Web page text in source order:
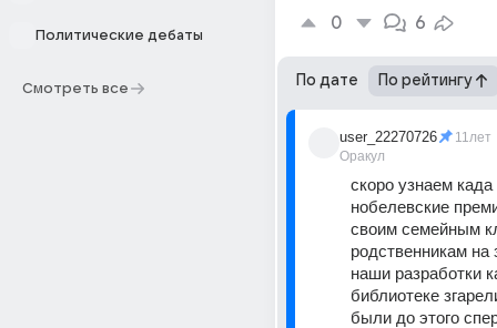
Политические дебаты
Смотреть все
0 6
По дате По рейтингу
user_22270726
Оракул
11лет
скоро узнаем
нобелевские
своим семейным
родственникам на
наши разработки
библиотеке
были до этого